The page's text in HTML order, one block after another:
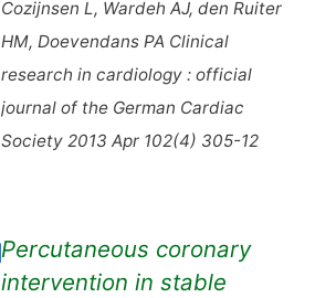
Cozijnsen L, Wardeh AJ, den Ruiter
HM, Doevendans PA Clinical
research in cardiology : official
journal of the German Cardiac
Society 2013 Apr 102(4) 305-12
Percutaneous coronary
intervention in stable